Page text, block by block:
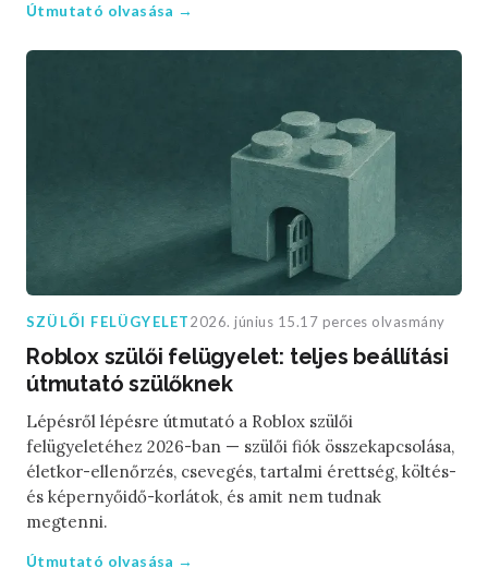
Útmutató olvasása →
SZÜLŐI FELÜGYELET2026. június 15.17 perces olvasmány
Roblox szülői felügyelet: teljes beállítási
útmutató szülőknek
Lépésről lépésre útmutató a Roblox szülői
felügyeletéhez 2026-ban — szülői fiók összekapcsolása,
életkor-ellenőrzés, csevegés, tartalmi érettség, költés-
és képernyőidő-korlátok, és amit nem tudnak
megtenni.
Útmutató olvasása →